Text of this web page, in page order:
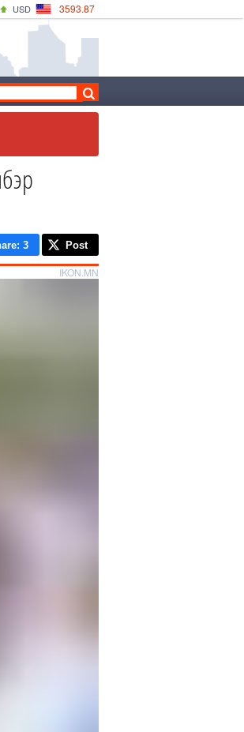
USD 3593.87
4141.04
: 3 Post
IKON.MN